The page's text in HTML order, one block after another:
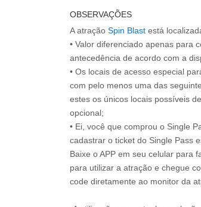
OBSERVAÇÕES
A atração Spin Blast está
• Valor diferenciado apenas para
antecedência de acordo com a
• Os locais de acesso especial
com pelo menos uma das
estes os únicos locais possíveis
opcional;
• Ei, você que comprou o Single
cadastrar o ticket do Single Pass
Baixe o APP em seu celular para
para utilizar a atração e chegue
code diretamente ao monitor da